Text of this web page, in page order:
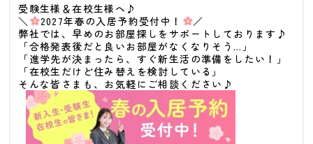
受験生様＆在校生様へ♪
＼
2027年春の入居予約受付中！
／
弊社では、早めのお部屋探しをサポートしております♪
「合格発表後だと良いお部屋がなくなりそう…」
「進学先が決まったら、すぐ新生活の準備をしたい！」
「在校生だけど住み替えを検討している」
そんな皆さまも、お気軽にご相談ください♪